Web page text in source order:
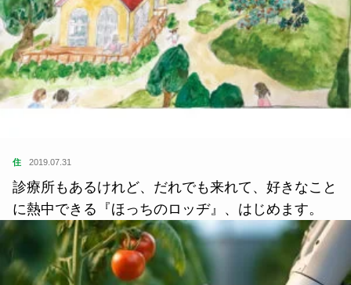
住 2019.07.31
診療所もあるけれど、だれでも来れて、好きなこと
に熱中できる『ほっちのロッヂ』、はじめます。